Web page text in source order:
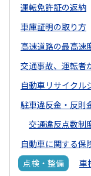
運転免許証の返納
車庫証明の取り方
高速道路の最高速
交通事故、運転者
自動車リサイクル
駐車違反金・反則
交通違反点数制
自動車に関する保
点検・整備
車